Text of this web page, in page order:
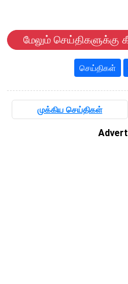
மேலும் செய்திகளுக்கு
செய்திகள்
முக்கிய செய்திகள்